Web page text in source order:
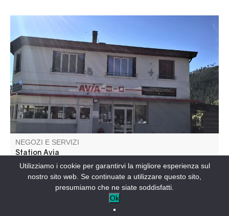
La vostra stazione di servizio offre snack, colazione,
bevande calde e fredde e gas in bottiglia durante gli orari
di apertura. Carburante e pellet di legno disponibili 24 ore
al giorno.
NEGOZI E SERVIZI
Station Avia
BARRÊME-IT
Utilizziamo i cookie per garantirvi la migliore esperienza sul
nostro sito web. Se continuate a utilizzare questo sito,
presumiamo che ne siate soddisfatti.
Ok